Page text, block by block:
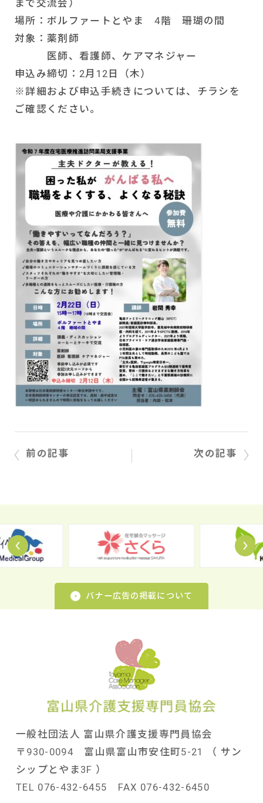
まで交流会）
場所：ボルファートとやま 4階 珊瑚の間
対象：薬剤師
医師、看護師、ケアマネジャー
申込み締切：2月12日（木）
※詳細および申込手続きについては、チラシを
ご確認ください。
前の記事 次の記事
Prev
バナー広告の掲載について
一般社団法人 富山県介護支援専門員協会
〒930-0094 富山県富山市安住町5-21 （ サン
シップとやま3F ）
TEL 076-432-6455 FAX 076-432-6450